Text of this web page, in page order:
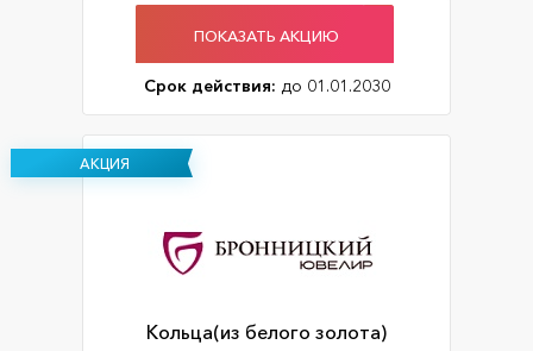
ПОКАЗАТЬ АКЦИЮ
Срок действия: до 01.01.2030
АКЦИЯ
Кольца(из белого золота)